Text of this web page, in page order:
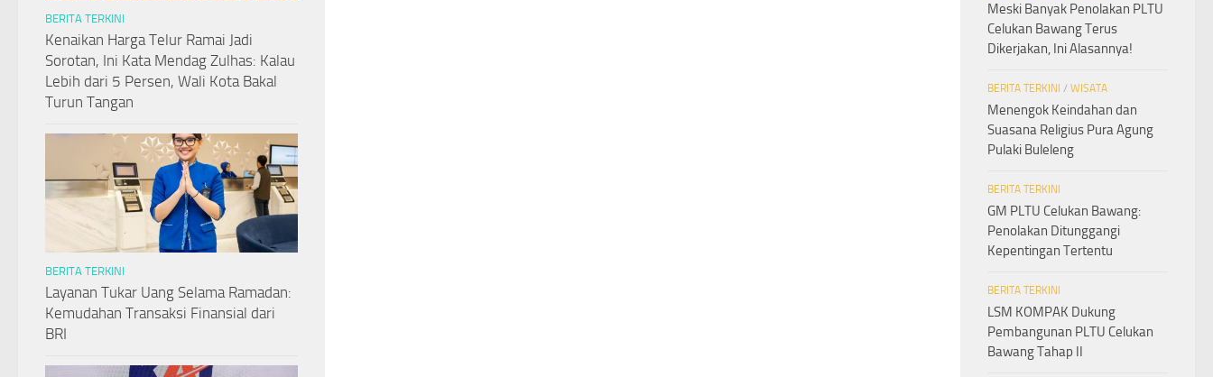
BERITA TERKINI
Kenaikan Harga Telur Ramai Jadi
Sorotan, Ini Kata Mendag Zulhas: Kalau
Lebih dari 5 Persen, Wali Kota Bakal
Turun Tangan
BERITA TERKINI
Layanan Tukar Uang Selama Ramadan:
Kemudahan Transaksi Finansial dari
BRI
Meski Banyak Penolakan PLTU
Celukan Bawang Terus
Dikerjakan, Ini Alasannya!
BERITA TERKINI / WISATA
Menengok Keindahan dan
Suasana Religius Pura Agung
Pulaki Buleleng
BERITA TERKINI
GM PLTU Celukan Bawang:
Penolakan Ditunggangi
Kepentingan Tertentu
BERITA TERKINI
LSM KOMPAK Dukung
Pembangunan PLTU Celukan
Bawang Tahap II